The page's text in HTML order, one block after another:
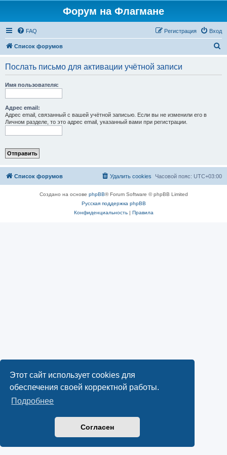
Этот сайт использует cookies для
обеспечения своей корректной работы.
Подробнее
Согласен
Форум на Флагмане
FAQ Вход
Регистрация
Список форумов
Послать письмо для активации учётной записи
Имя пользователя:
Адрес email:
Адрес email, связанный с вашей учётной записью. Если вы не изменили его в
Личном разделе, то это адрес email, указанный вами при регистрации.
Список форумов Часовой пояс: UTC+03:00
Удалить cookies
Создано на основе phpBB® Forum Software © phpBB Limited
Русская поддержка phpBB
Конфиденциальность| Правила